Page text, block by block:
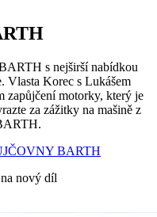
s nejširší nabídkou
Vlasta Korec s Lukášem
zapůjčení motorky, který je
za zážitky na mašině z
BARTH
nový díl